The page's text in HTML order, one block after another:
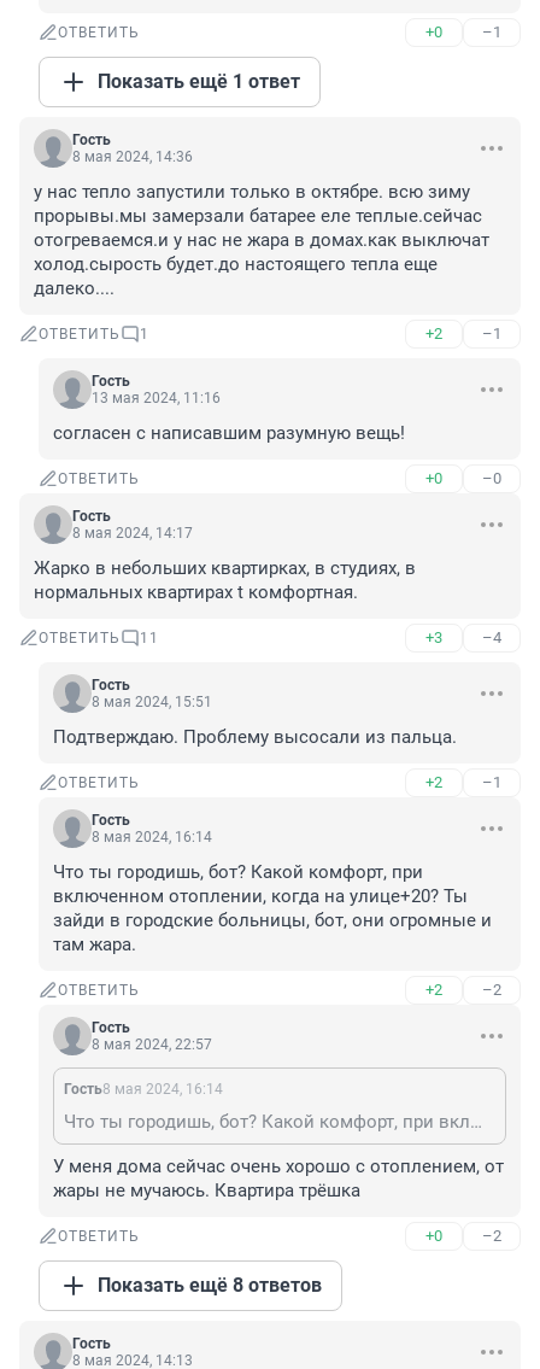
ОТВЕТИТЬ +0 –1
Показать ещё 1 ответ
Гость
8 мая 2024, 14:36
у нас тепло запустили только в октябре. всю зиму
прорывы.мы замерзали батарее еле теплые.сейчас
отогреваемся.и у нас не жара в домах.как выключат
холод.сырость будет.до настоящего тепла еще
далеко....
ОТВЕТИТЬ 1 +2 –1
Гость
13 мая 2024, 11:16
согласен с написавшим разумную вещь!
ОТВЕТИТЬ +0 –0
Гость
8 мая 2024, 14:17
Жарко в небольших квартирках, в студиях, в
нормальных квартирах t комфортная.
ОТВЕТИТЬ 11 +3 –4
Гость
8 мая 2024, 15:51
Подтверждаю. Проблему высосали из пальца.
ОТВЕТИТЬ +2 –1
Гость
8 мая 2024, 16:14
Что ты городишь, бот? Какой комфорт, при
включенном отоплении, когда на улице+20? Ты
зайди в городские больницы, бот, они огромные и
там жара.
ОТВЕТИТЬ +2 –2
Гость
8 мая 2024, 22:57
Гость8 мая 2024, 16:14
Что ты городишь, бот? Какой комфорт, при включенном отоплении, когда на улице+20? Ты зайди в городские больницы, бот, они огромные и там жара.
У меня дома сейчас очень хорошо с отоплением, от
жары не мучаюсь. Квартира трёшка
ОТВЕТИТЬ +0 –2
Показать ещё 8 ответов
Гость
8 мая 2024, 14:13